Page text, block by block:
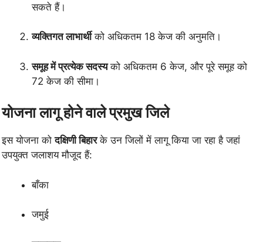
सकते हैं।
व्यक्तिगत लाभार्थीको अधिकतम 18 केज की अनुमति।
समूह में प्रत्येक सदस्यको अधिकतम 6 केज, और पूरे समूह को
72 केज की सीमा।
योजना लागू होने वाले प्रमुख जिले
इस योजना कोदक्षिणी बिहारके उन जिलों में लागू किया जा रहा है जहां
उपयुक्त जलाशय मौजूद हैं:
बाँका
जमुई